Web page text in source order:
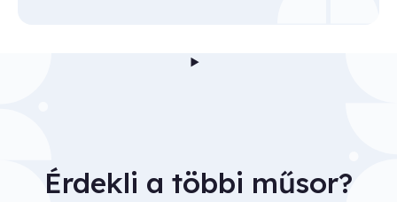
Érdekli a többi műsor?